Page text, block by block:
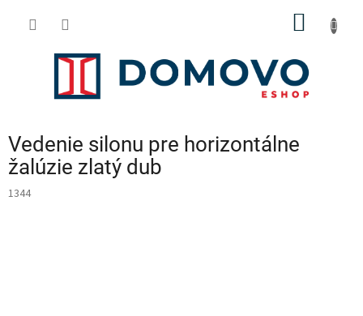
Vedenie silonu pre horizontálne
žalúzie zlatý dub
1344